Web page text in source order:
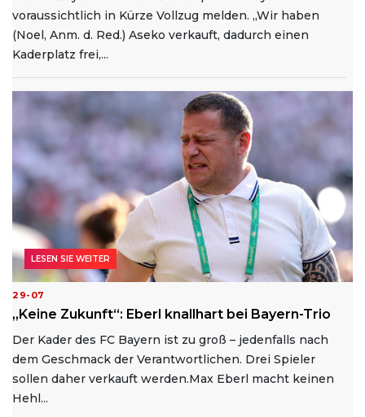
voraussichtlich in Kürze Vollzug melden. „Wir haben
(Noel, Anm. d. Red.) Aseko verkauft, dadurch einen
Kaderplatz frei,...
29-07
„Keine Zukunft“: Eberl knallhart bei Bayern-Trio
Der Kader des FC Bayern ist zu groß – jedenfalls nach
dem Geschmack der Verantwortlichen. Drei Spieler
sollen daher verkauft werden.Max Eberl macht keinen
Hehl...
LESEN SIE WEITER